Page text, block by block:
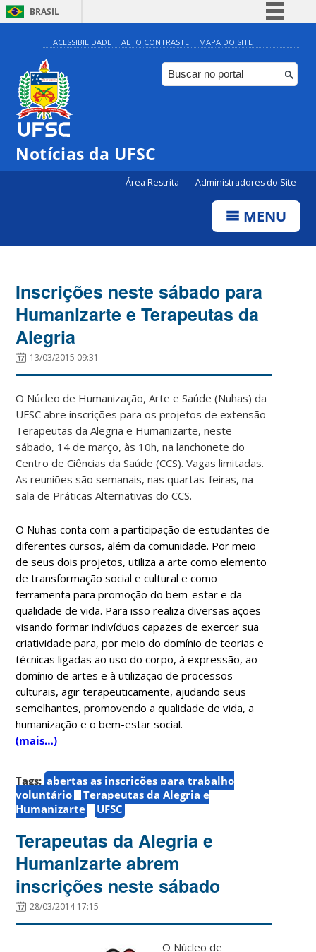
BRASIL
Simplifique!
Comunica BR
Participe
ACESSIBILIDADE ALTO CONTRASTE MAPA DO SITE
Notícias da UFSC
Área Restrita Administradores do Site
MENU
Inscrições neste sábado para
Humanizarte e Terapeutas da
Alegria
13/03/2015 09:31
O Núcleo de Humanização, Arte e Saúde (Nuhas) da
UFSC abre inscrições para os projetos de extensão
Terapeutas da Alegria e Humanizarte, neste
sábado, 14 de março, às 10h, na lanchonete do
Centro de Ciências da Saúde (CCS). Vagas limitadas.
As reuniões são semanais, nas quartas-feiras, na
sala de Práticas Alternativas do CCS.
O Nuhas conta com a participação de estudantes de
diferentes cursos, além da comunidade. Por meio
de seus dois projetos, utiliza a arte como elemento
de transformação social e cultural e como
ferramenta para promoção do bem-estar e da
qualidade de vida. Para isso realiza diversas ações
visando formar indivíduos capazes de exercer sua
criatividade para, por meio do domínio de teorias e
técnicas ligadas ao uso do corpo, à expressão, ao
domínio de artes e à utilização de processos
culturais, agir terapeuticamente, ajudando seus
semelhantes, promovendo a qualidade de vida, a
humanização e o bem-estar social.
(mais…)
Tags: abertas as inscrições para trabalho
voluntário
Terapeutas da Alegria e
Humanizarte
UFSC
Terapeutas da Alegria e
Humanizarte abrem
inscrições neste sábado
28/03/2014 17:15
O Núcleo de